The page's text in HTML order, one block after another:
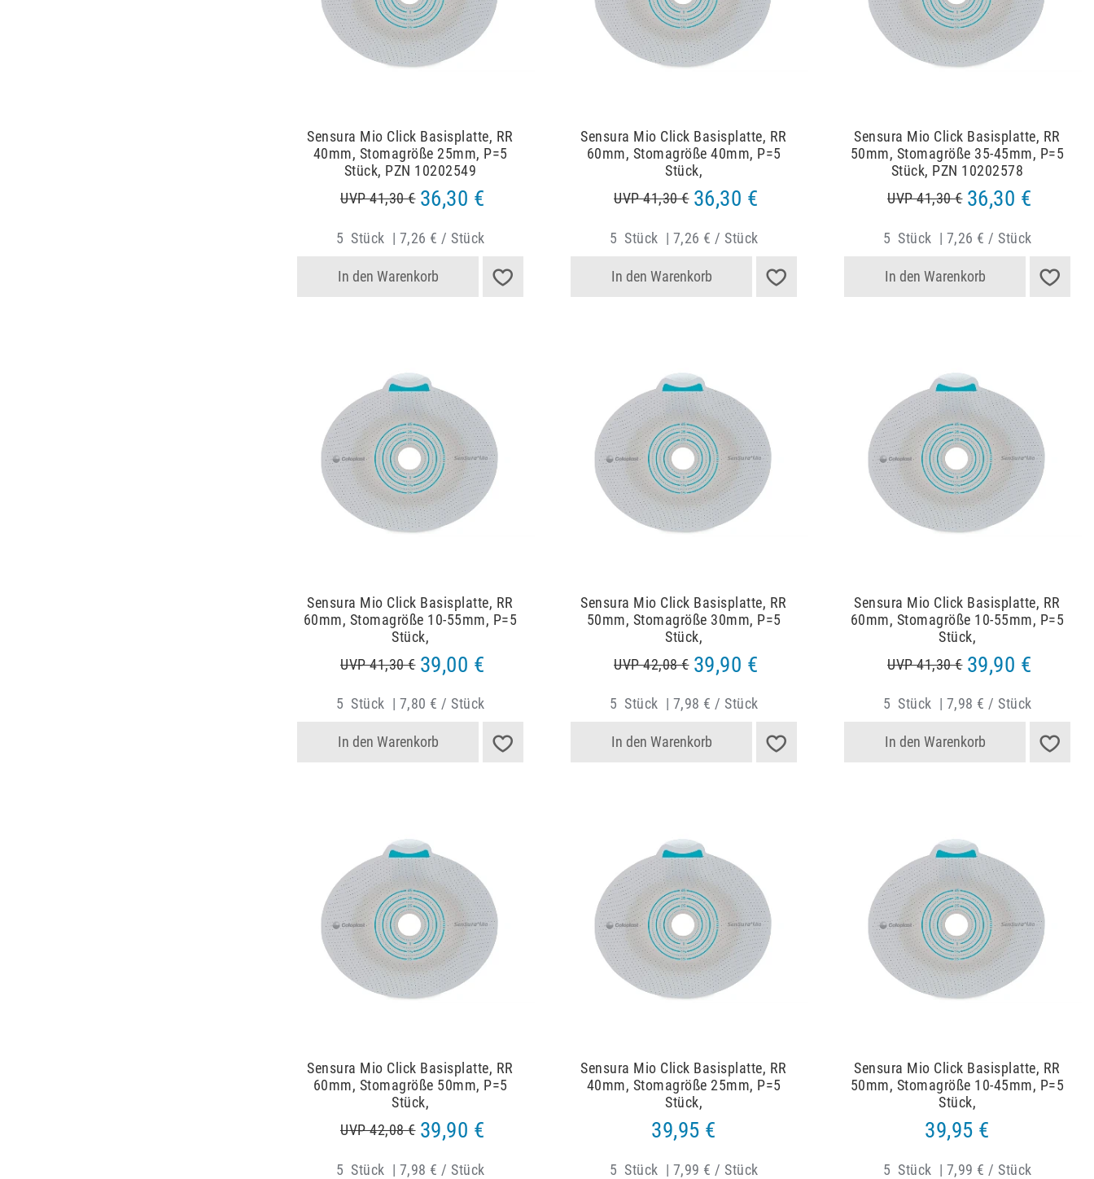
Sensura Mio Click Basisplatte, RR
40mm, Stomagröße 25mm, P=5
Stück, PZN 10202549
UVP 41,30 € 36,30 €
5 Stück | 7,26 € / Stück
In den Warenkorb
Sensura Mio Click Basisplatte, RR
60mm, Stomagröße 40mm, P=5
Stück,
UVP 41,30 € 36,30 €
5 Stück | 7,26 € / Stück
In den Warenkorb
Sensura Mio Click Basisplatte, RR
50mm, Stomagröße 35-45mm, P=5
Stück, PZN 10202578
UVP 41,30 € 36,30 €
5 Stück | 7,26 € / Stück
In den Warenkorb
Sensura Mio Click Basisplatte, RR
60mm, Stomagröße 10-55mm, P=5
Stück,
UVP 41,30 € 39,00 €
5 Stück | 7,80 € / Stück
In den Warenkorb
Sensura Mio Click Basisplatte, RR
50mm, Stomagröße 30mm, P=5
Stück,
UVP 42,08 € 39,90 €
5 Stück | 7,98 € / Stück
In den Warenkorb
Sensura Mio Click Basisplatte, RR
60mm, Stomagröße 10-55mm, P=5
Stück,
UVP 41,30 € 39,90 €
5 Stück | 7,98 € / Stück
In den Warenkorb
Sensura Mio Click Basisplatte, RR
60mm, Stomagröße 50mm, P=5
Stück,
UVP 42,08 € 39,90 €
5 Stück | 7,98 € / Stück
Sensura Mio Click Basisplatte, RR
40mm, Stomagröße 25mm, P=5
Stück,
39,95 €
5 Stück | 7,99 € / Stück
Sensura Mio Click Basisplatte, RR
50mm, Stomagröße 10-45mm, P=5
Stück,
39,95 €
5 Stück | 7,99 € / Stück